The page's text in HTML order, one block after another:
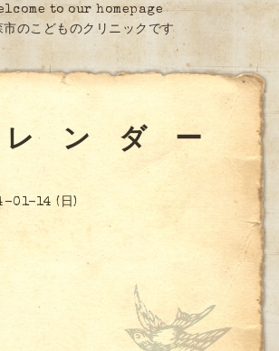
to our homepage
市のこどものクリニックです
ン ダ ー
01-14 (日)